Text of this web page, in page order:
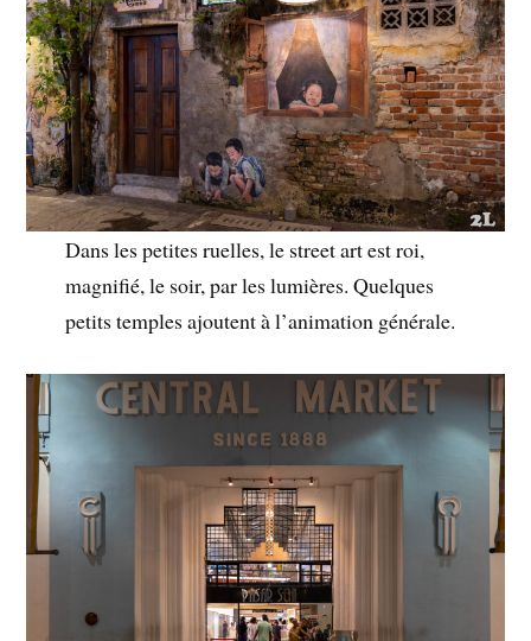
Dans les petites ruelles, le street art est roi,
magnifié, le soir, par les lumières. Quelques
petits temples ajoutent à l’animation générale.